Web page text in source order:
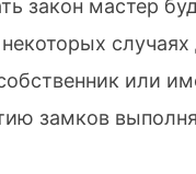
закон мастер
или
замков